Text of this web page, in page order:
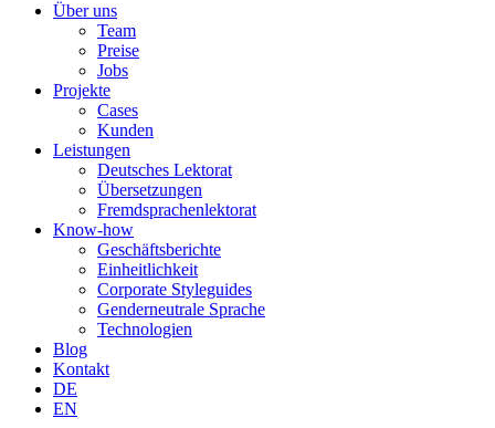
Über uns
Team
Preise
Jobs
Projekte
Cases
Kunden
Leistungen
Deutsches Lektorat
Übersetzungen
Fremdsprachenlektorat
Know-how
Geschäftsberichte
Einheitlichkeit
Corporate Styleguides
Genderneutrale Sprache
Technologien
Blog
Kontakt
DE
EN